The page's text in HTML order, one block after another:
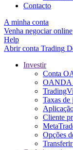
Contacto
A minha conta
Venha negociar online
Help
Abrir conta Trading
Investir
Conta
OANDA
Taxas de
Cliente
Opções